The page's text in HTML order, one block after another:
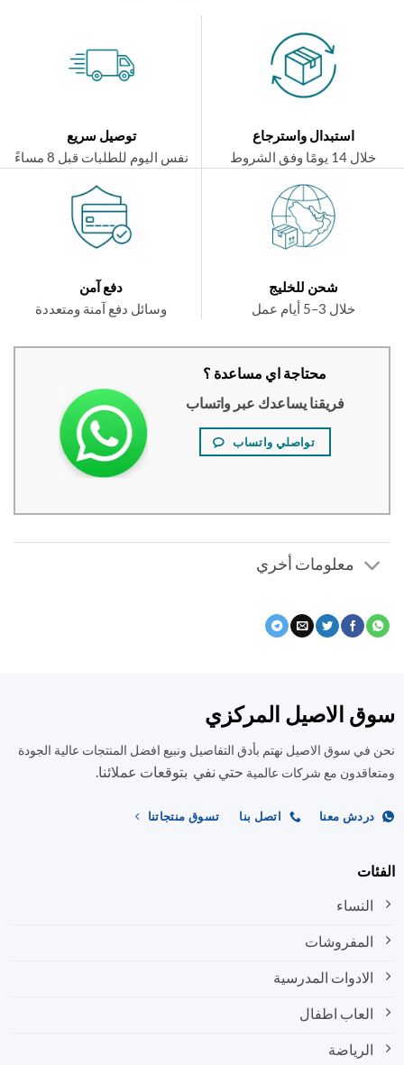
استبدال واسترجاع
توصيل سريع
نفس اليوم للطلبات قبل 8 مساءً
شحن للخليج
دفع آمن
وسائل دفع آمنة ومتعددة
محتاجة اي مساعدة ؟
فريقنا يساعدك عبر واتساب
تواصلي واتساب
معلومات أخري
الاصيل المركزي
سوق الاصيل نهتم بأدق التفاصيل ونبيع افضل المنتجات عالية الجودة
مع شركات عالميةحتي نفي بتوقعات عملائنا.
دردش معنا اتصل بنا تسوق منتجاتنا
النساء
المفروشات
الادوات المدرسية
العاب اطفال
الرياضة